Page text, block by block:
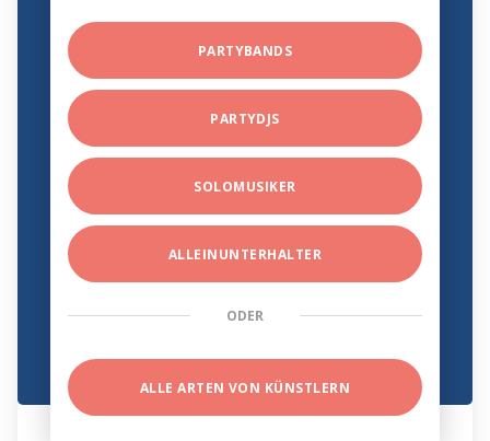
PARTYBANDS
PARTYDJS
SOLOMUSIKER
ALLEINUNTERHALTER
ODER
ALLE ARTEN VON KÜNSTLERN